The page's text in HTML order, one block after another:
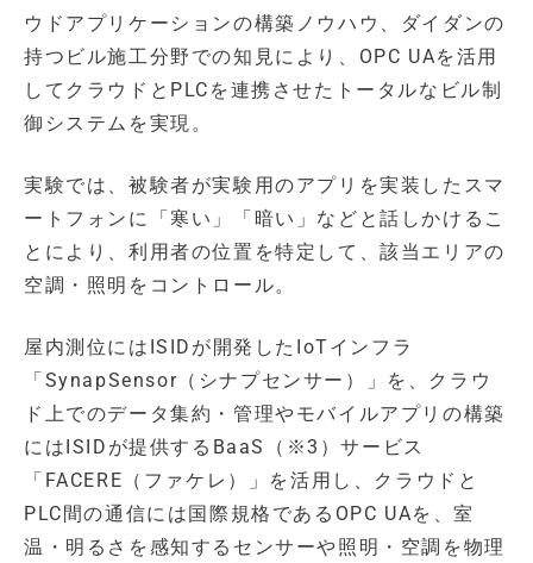
ウドアプリケーションの構築ノウハウ、ダイダンの
持つビル施工分野での知見により、OPC UAを活用
してクラウドとPLCを連携させたトータルなビル制
御システムを実現。
実験では、被験者が実験用のアプリを実装したスマ
ートフォンに「寒い」「暗い」などと話しかけるこ
とにより、利用者の位置を特定して、該当エリアの
空調・照明をコントロール。
屋内測位にはISIDが開発したIoTインフラ
「SynapSensor（シナプセンサー）」を、クラウ
ド上でのデータ集約・管理やモバイルアプリの構築
にはISIDが提供するBaaS（※3）サービス
「FACERE（ファケレ）」を活用し、クラウドと
PLC間の通信には国際規格であるOPC UAを、室
温・明るさを感知するセンサーや照明・空調を物理